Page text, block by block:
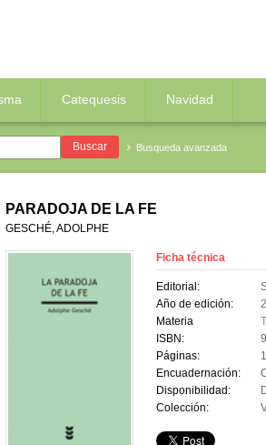
Catequesis Navidad
Busqueda avanzada
PARADOJA DE LA FE
GESCHÉ, ADOLPHE
Ficha técnica
Editorial:
Año de edición:
Materia
ISBN:
Páginas:
Encuadernación:
Disponibilidad:
Colección: